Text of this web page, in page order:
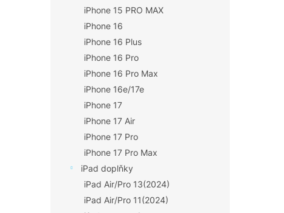
iPhone 15 PRO MAX
iPhone 16
iPhone 16 Plus
iPhone 16 Pro
iPhone 16 Pro Max
iPhone 16e/17e
iPhone 17
iPhone 17 Air
iPhone 17 Pro
iPhone 17 Pro Max
iPad doplňky
iPad Air/Pro 13(2024)
iPad Air/Pro 11(2024)